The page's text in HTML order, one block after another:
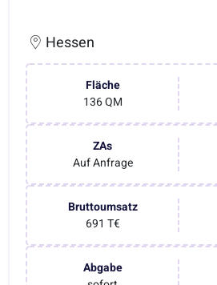
Hessen
Fläche
136 QM
ZAs
Auf Anfrage
Bruttoumsatz
691 T€
Abgabe